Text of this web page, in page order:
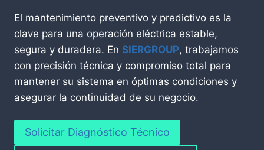
El mantenimiento preventivo y predictivo es la
clave para una operación eléctrica estable,
segura y duradera. En SIERGROUP, trabajamos
con precisión técnica y compromiso total para
mantener su sistema en óptimas condiciones y
asegurar la continuidad de su negocio.
Solicitar Diagnóstico Técnico